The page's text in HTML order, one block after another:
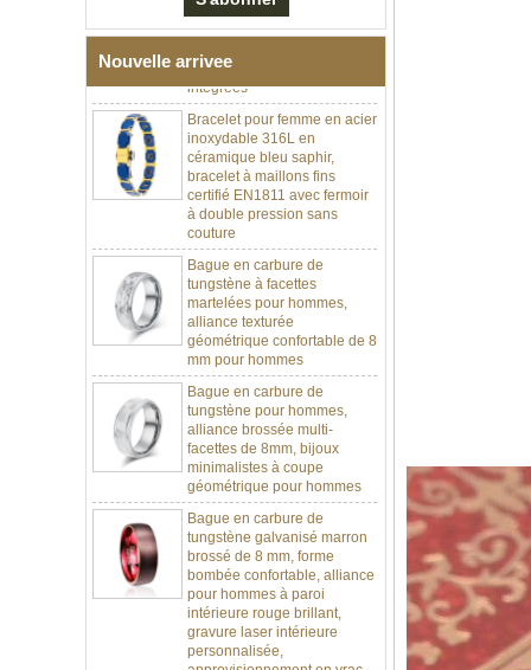
Nouvelle arrivee
magnétiques et germanium
intégrées
Bracelet pour femme en acier
inoxydable 316L en
céramique bleu saphir,
bracelet à maillons fins
certifié EN1811 avec fermoir
à double pression sans
couture
Bague en carbure de
tungstène à facettes
martelées pour hommes,
alliance texturée
géométrique confortable de 8
mm pour hommes
Bague en carbure de
tungstène pour hommes,
alliance brossée multi-
facettes de 8mm, bijoux
minimalistes à coupe
géométrique pour hommes
Bague en carbure de
tungstène galvanisé marron
brossé de 8 mm, forme
bombée confortable, alliance
pour hommes à paroi
intérieure rouge brillant,
gravure laser intérieure
personnalisée,
approvisionnement en vrac
OEM ODM, vente en gros
d'usine